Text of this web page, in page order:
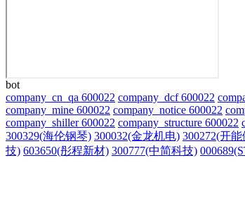
bot
company_cn_qa 600022 company_dcf 600022
company_mine 600022 company_notice 600022
company_shiller 600022 company_structure 600022
300329(海伦钢琴) 300032(金龙机电) 300272(开
技) 603650(彤程新材) 300777(中简科技)